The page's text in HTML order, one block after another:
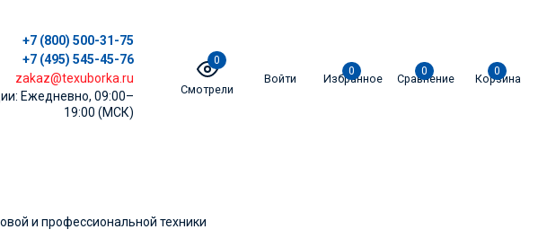
+7 (800) 500-31-75
+7 (495) 545-45-76
zakaz@texuborka.ru
Ежедневно, 09:00–
19:00 (МСК)
0
Смотрели
Войти
0
Избранное
0
Сравнение
0
Корзина
и профессиональной техники